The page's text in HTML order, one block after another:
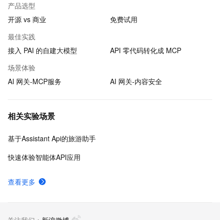
产品选型
开源 vs 商业
免费试用
最佳实践
接入 PAI 的自建大模型
API 零代码转化成 MCP
场景体验
AI 网关-MCP服务
AI 网关-内容安全
相关实验场景
基于Assistant Api的旅游助手
快速体验智能体API应用
查看更多